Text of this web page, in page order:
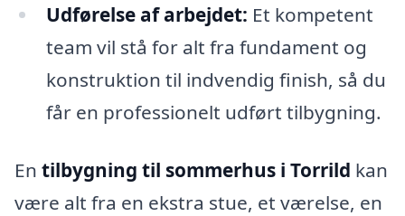
Udførelse af arbejdet: Et kompetent
team vil stå for alt fra fundament og
konstruktion til indvendig finish, så du
får en professionelt udført tilbygning.
En tilbygning til sommerhus i Torrild kan
være alt fra en ekstra stue, et værelse, en